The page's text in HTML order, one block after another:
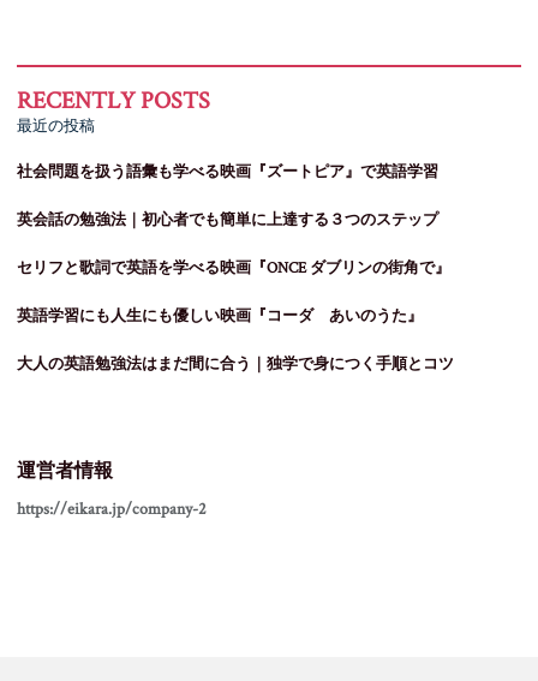
最近の投稿
社会問題を扱う語彙も学べる映画『ズートピア』で英語学習
英会話の勉強法｜初心者でも簡単に上達する３つのステップ
セリフと歌詞で英語を学べる映画『ONCE ダブリンの街角で』
英語学習にも人生にも優しい映画『コーダ あいのうた』
大人の英語勉強法はまだ間に合う｜独学で身につく手順とコツ
運営者情報
https://eikara.jp/company-2